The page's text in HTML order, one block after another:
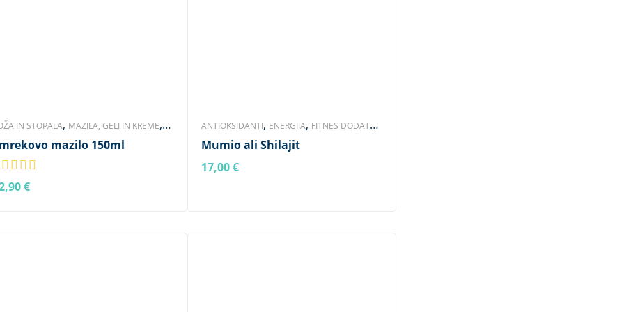
IN STOPALA, MAZILA, GELI IN KREME,
TELESA,SLOVENSKI IZDELKI
mazilo 150ml
€
DALJE
ANTIOKSIDANTI, ENERGIJA, FITNES DODATKI,
HUJŠANJE IN ŠPORT,IMUNSKI SISTEM
IN STOPALA
Mumio ali Shilajit
17,00€
V KOŠARICO